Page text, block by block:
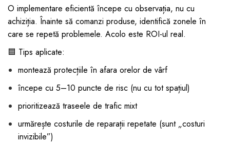
O implementare eficientă începe cu observația, nu cu
achiziția. Înainte să comanzi produse, identifică zonele în
care se repetă problemele. Acolo este ROI-ul real.
🟦 Tips aplicate:
montează protecțiile în afara orelor de vârf
începe cu 5–10 puncte de risc (nu cu tot spațiul)
prioritizează traseele de trafic mixt
urmărește costurile de reparații repetate (sunt „costuri
invizibile”)